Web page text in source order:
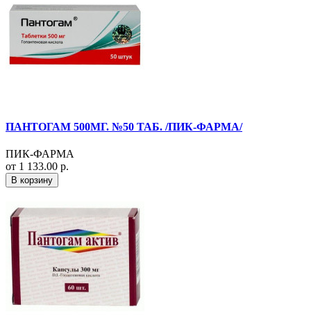
ПАНТОГАМ 500МГ. №50 ТАБ. /ПИК-ФАРМА/
ПИК-ФАРМА
от 1 133.00 р.
В корзину